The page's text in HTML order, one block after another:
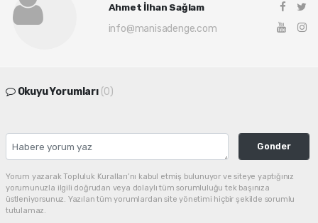
Ahmet İlhan Sağlam
info@manisadenge.com
Okuyu Yorumları (0)
Gonder
Yorum yazarak Topluluk Kuralları’nı kabul etmiş bulunuyor ve siteye yaptığınız
yorumunuzla ilgili doğrudan veya dolaylı tüm sorumluluğu tek başınıza
üstleniyorsunuz. Yazılan tüm yorumlardan site yönetimi hiçbir şekilde sorumlu
tutulamaz.